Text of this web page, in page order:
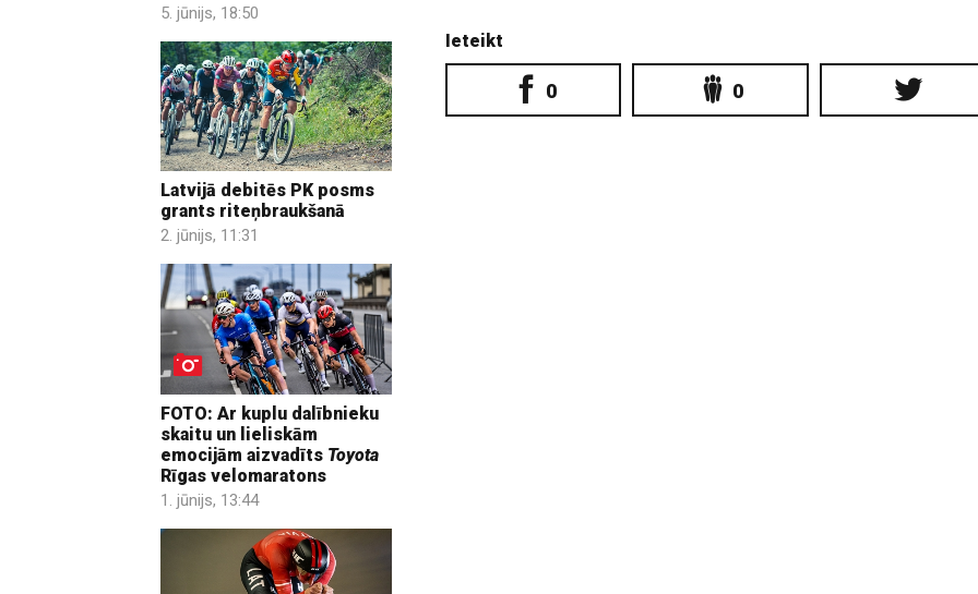
5. jūnijs, 18:50
Latvijā debitēs PK posms
grants riteņbraukšanā
2. jūnijs, 11:31
FOTO: Ar kuplu dalībnieku
skaitu un lieliskām
emocijām aizvadīts Toyota
Rīgas velomaratons
1. jūnijs, 13:44
Ieteikt
0 0